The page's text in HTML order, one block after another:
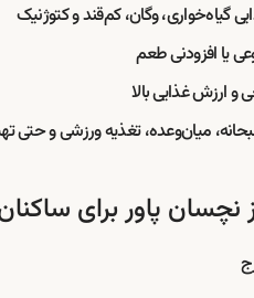
گیاه‌خواری، وگان، کم‌قند و کتوژنیک
یا افزودنی طعم
ارزش غذایی بالا
میان‌وعده، تغذیه ورزشی و
نچسان پاور برای